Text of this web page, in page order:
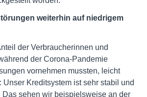
weiterhin auf niedrigem
der Verbraucherinnen und
der Corona-Pandemie
vornehmen mussten, leicht
Unser Kreditsystem ist sehr stabil und
Das sehen wir beispielsweise an der